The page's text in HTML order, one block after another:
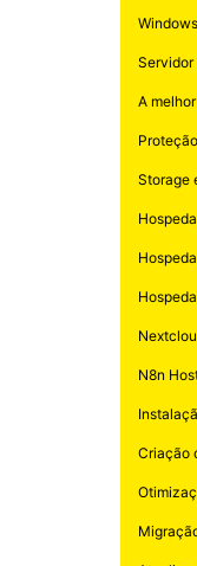
Servidor
A
Storage
N8n
Criação